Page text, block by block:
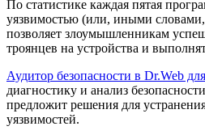
По статистике каждая пятая
уязвимостью (или, иными
позволяет злоумышленникам
троянцев на устройства и
Аудитор безопасности в Dr.Web
диагностику и анализ
предложит решения для
уязвимостей.